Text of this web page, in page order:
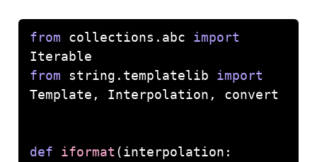
from collections.abc import
from string.templatelib import
def iformat (interpolation: